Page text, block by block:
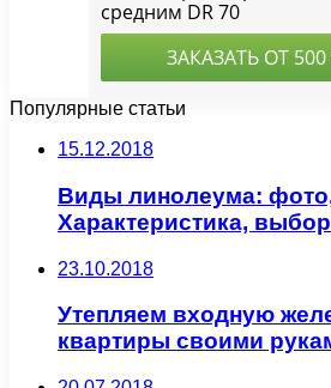
Популярные статьи
15.12.2018
Виды линолеума:
Характеристика, выбор
23.10.2018
Утепляем входную
квартиры своими